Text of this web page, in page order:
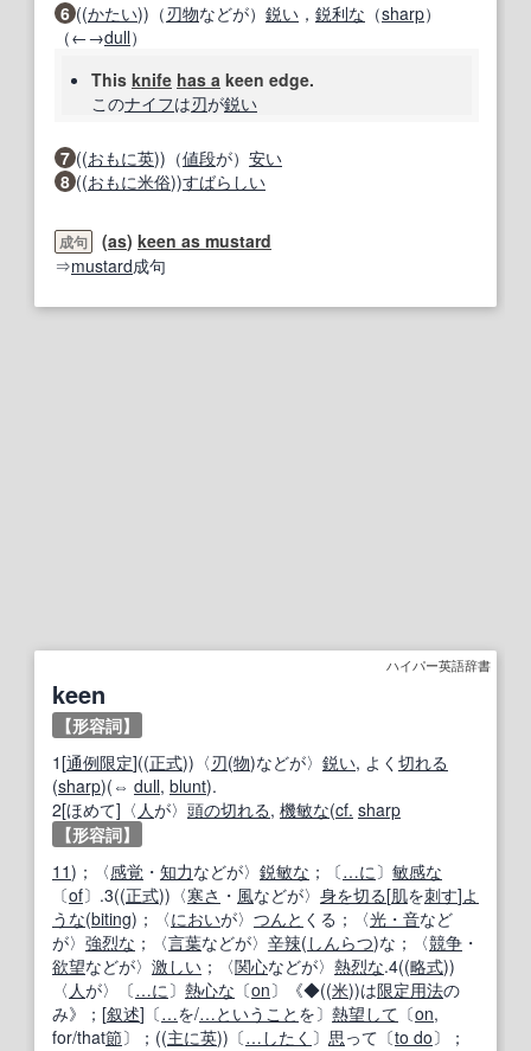
6 ((かたい))（刃物などが） 鋭い ， 鋭利な （sharp）
（←→dull）
This knife has a keen edge.
このナイフは刃が鋭い
7 ((おもに英))（値段が） 安い
8 ((おもに米俗))すばらしい
成句 (as) keen as mustard
⇒mustard成句
ハイパー英語辞書
keen
【形容詞】
1[通例限定]((正式))〈刃(物)などが〉 鋭い, よく 切れる
(sharp)(⇔ dull, blunt).
2[ほめて]〈 人が〉 頭の切れる, 機敏な(cf. sharp
【形容詞】
11)；〈感覚 ・ 知力などが〉 鋭敏な ；〔…に〕 敏感な
〔of〕.3((正式))〈寒さ ・ 風などが〉 身を切る[肌を刺す]よ
うな(biting)；〈においが〉 つんと くる；〈光・音など
が〉 強烈な ；〈言葉などが〉 辛辣( しんらつ)な；〈競争 ・
欲望などが〉 激しい ；〈関心などが〉 熱烈な.4((略式))
〈 人が〉〔…に〕 熱心な 〔on〕《◆((米))は限定用法の
み》；[叙述]〔…を/…ということ を〕 熱望して 〔on,
for/that節〕；((主に英))〔… したく 〕 思って〔to do〕；